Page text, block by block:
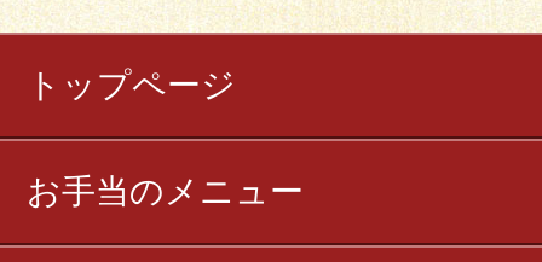
トップページ
お手当のメニュー